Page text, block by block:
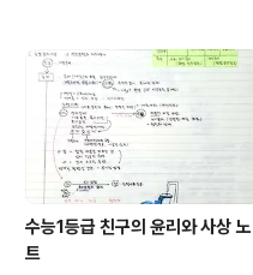
수능1등급 친구의 윤리와 사상 노
트